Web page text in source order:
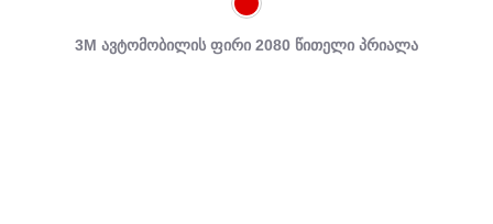
3M ავტომობილის ფირი 2080 წითელი პრიალა